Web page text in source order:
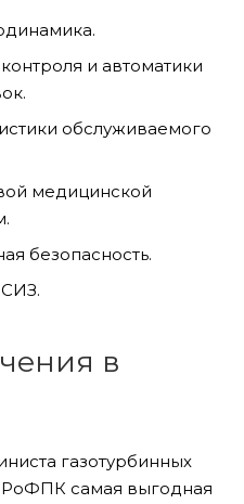
и автоматики
обслуживаемого
медицинской
безопасность.
СИЗ.
в
газотурбинных
самая выгодная